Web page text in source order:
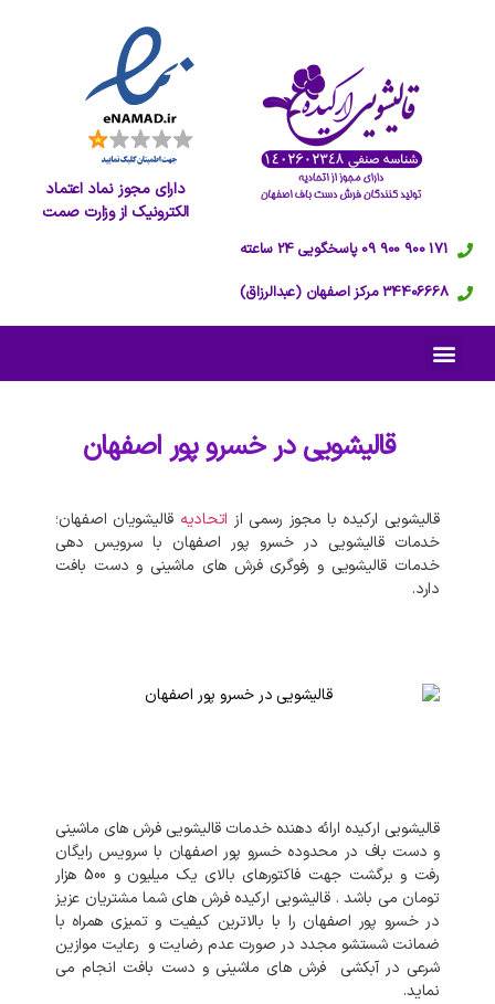
دارای مجوز نماد اعتماد
الکترونیک از وزارت صمت
171 900 900 09 پاسخگویی 24 ساعته
34406668 مرکز اصفهان (عبدالرزاق)
قالیشویی درخسرو پور اصفهان
قالیشویی ارکیده با مجوز رسمی از اتحادیه قالیشویان اصفهان؛
خدمات قالیشویی در خسرو پور اصفهان با سرویس دهی
خدمات قالیشویی و رفوگری فرش های ماشینی و دست بافت
دارد.
قالیشویی ارکیده ارائه دهنده خدمات قالیشویی فرش های ماشینی
و دست باف در محدوده خسرو پور اصفهان با سرویس رایگان
رفت و برگشت جهت فاکتورهای بالای یک میلیون و 500 هزار
تومان می باشد . قالیشویی ارکیده فرش های شما مشتریان عزیز
در خسرو پور اصفهان را با بالاترین کیفیت و تمیزی همراه با
ضمانت شستشو مجدد در صورت عدم رضایت و رعایت موازین
شرعی در آبکشی فرش های ماشینی و دست بافت انجام می
نماید.